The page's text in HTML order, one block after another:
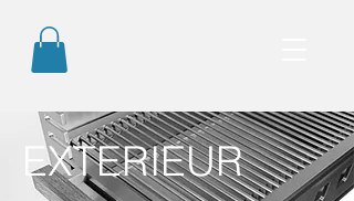
EXTERIEUR